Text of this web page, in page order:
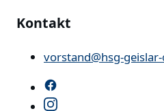
Kontakt
vorstand@hsg-